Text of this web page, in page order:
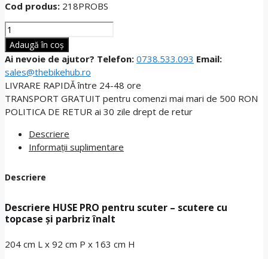
Cod produs: 218PROBS
Cantitate
HUSE
PRO
pentru
scuter
-
scutere
topcase
înalt
Adaugă în coș
Ai nevoie de ajutor? Telefon: 0738.533.093 Email:
sales@thebikehub.ro
LIVRARE RAPIDĂ între 24-48 ore
TRANSPORT GRATUIT pentru comenzi mai mari de 500 RON
POLITICA DE RETUR ai 30 zile drept de retur
Descriere
Informații suplimentare
Descriere
Descriere HUSE PRO pentru scuter – scutere cu
topcase și parbriz înalt
204 cm L x 92 cm P x 163 cm H